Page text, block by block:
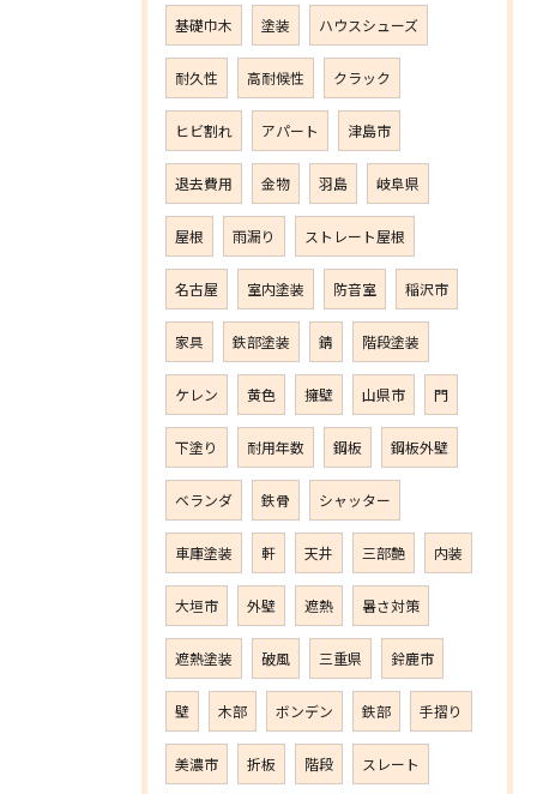
基礎巾木 塗装 ハウスシューズ
耐久性 高耐候性 クラック
ヒビ割れ アパート 津島市
退去費用 金物 羽島 岐阜県
屋根 雨漏り ストレート屋根
名古屋 室内塗装 防音室 稲沢市
家具 鉄部塗装 錆 階段塗装
ケレン 黄色 擁壁 山県市 門
下塗り 耐用年数 鋼板 鋼板外壁
ベランダ 鉄骨 シャッター
車庫塗装 軒 天井 三部艶 内装
大垣市 外壁 遮熱 暑さ対策
遮熱塗装 破風 三重県 鈴鹿市
壁 木部 ボンデン 鉄部 手摺り
美濃市 折板 階段 スレート